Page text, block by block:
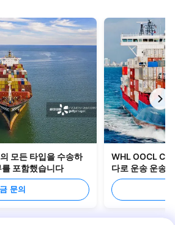
모든 타입을 수송하
포함했습니다
문의
WHL OOCL
다로 운송 운송